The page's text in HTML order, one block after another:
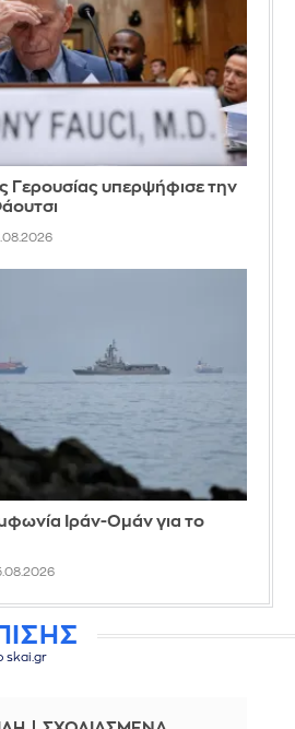
Γερουσίας υπερψήφισε την
Ιράν-Ομάν για το
skai.gr